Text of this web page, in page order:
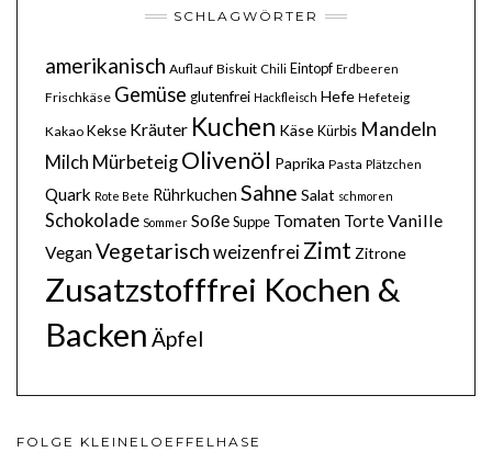
SCHLAGWÖRTER
amerikanisch Auflauf Biskuit Chili Eintopf Erdbeeren
Frischkäse Gemüse glutenfrei Hackfleisch Hefe Hefeteig
Kakao Kekse Kräuter Kuchen KäseKürbis Mandeln
Milch Mürbeteig Olivenöl Paprika Pasta Plätzchen
Quark Rote Bete Rührkuchen Sahne Salat schmoren
Schokolade Sommer SoßeSuppe Tomaten TorteVanille
VeganVegetarisch weizenfrei Zimt Zitrone
Zusatzstofffrei Kochen &
Backen Äpfel
FOLGE KLEINELOEFFELHASE